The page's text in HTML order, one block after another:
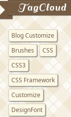
TagCloud
Blog Customize
Brushes
CSS
CSS3
CSS Framework
Customize
DesignFont